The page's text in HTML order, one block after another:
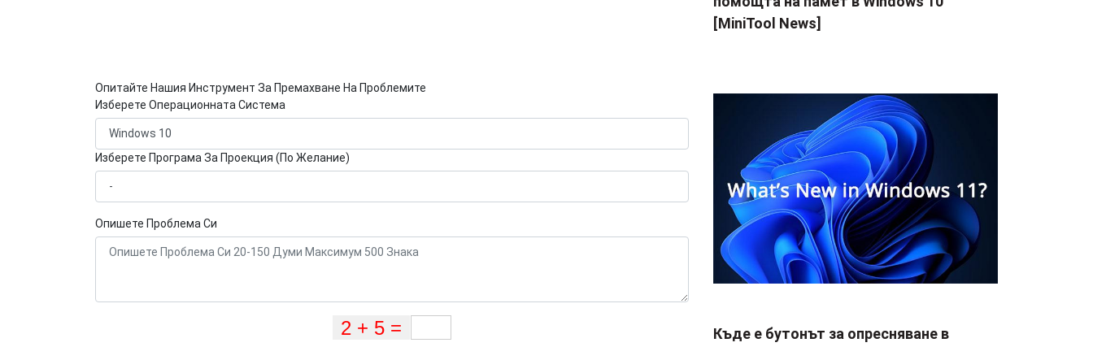
Опитайте Нашия Инструмент За Премахване На Проблемите
Изберете Операционната Система
Изберете Програма За Проекция (По Желание)
Опишете Проблема Си
[MiniTool News]
Къде е бутонът за опресняване в